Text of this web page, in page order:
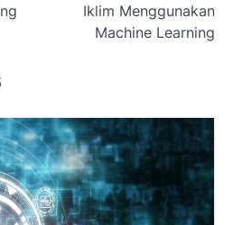
Iklim Menggunakan
Machine Learning